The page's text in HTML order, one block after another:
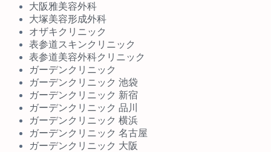
大阪雅美容外科
大塚美容形成外科
オザキクリニック
表参道スキンクリニック
表参道美容外科クリニック
ガーデンクリニック
ガーデンクリニック 池袋
ガーデンクリニック 新宿
ガーデンクリニック 品川
ガーデンクリニック 横浜
ガーデンクリニック 名古屋
ガーデンクリニック 大阪